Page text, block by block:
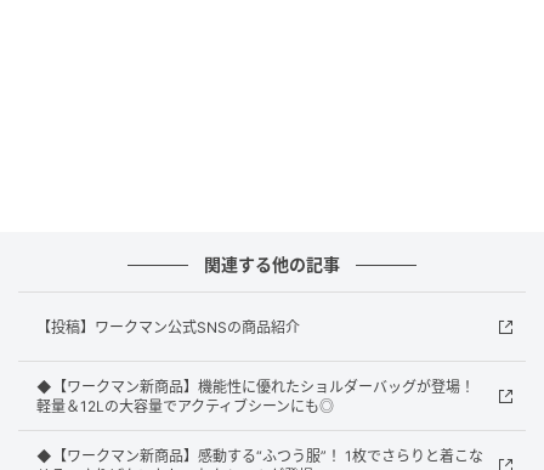
収納スペースが複数に分かれており、持ち物を簡単に
整理できる機能的なサコッシュです。ミニポーチとし
ても使える、取り外し可能な収納ポケットが付いてい
るのも大きな特徴。日常の必要最小限の荷物をスタイ
リッシュに持ち運べます。
関連する他の記事
【投稿】ワークマン公式SNSの商品紹介
◆【ワークマン新商品】機能性に優れたショルダーバッグが登場！
軽量＆12Lの大容量でアクティブシーンにも◎
◆【ワークマン新商品】感動する“ふつう服”！ 1枚でさらりと着こな